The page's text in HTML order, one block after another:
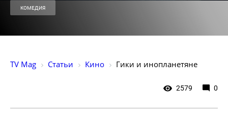
КОМЕДИЯ
TV Mag Статьи Кино Гики и инопланетяне
2579 0